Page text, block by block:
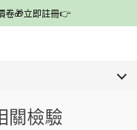
卷🎁立即註冊👉
期即8折👉
關檢驗